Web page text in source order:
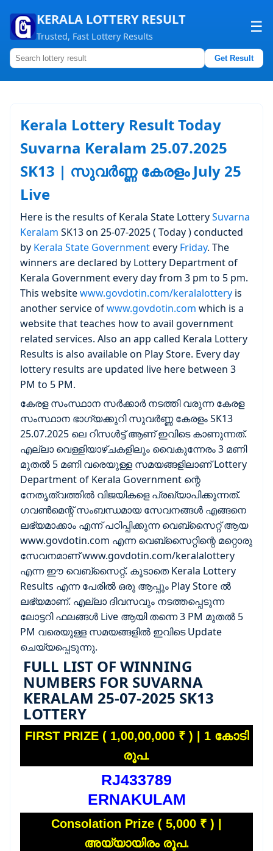
KERALA LOTTERY RESULT
Trusted, Fast Lottery Results
☰
Get Result
Home
Contact us
Kerala Lottery Result Today
Suvarna Keralam 25.07.2025
SK13 | സുവർണ്ണ കേരളം July 25
Live
Here is the results of Kerala State LotterySuvarna
Keralam SK13 on 25-07-2025 ( Today ) conducted
by Kerala State Governmentevery Friday. The
winners are declared by Lottery Department of
Kerala Government every day from 3 pm to 5 pm.
This websitewww.govdotin.com/keralalottery is
another service ofwww.govdotin.com which is a
website that teaches how to avail government
related services. Also an app called Kerala Lottery
Results is also available on Play Store. Every day
lottery results are updated live here between 3
PM to 5 PM.
കേരള സംസ്ഥാന സർക്കാർ നടത്തി വരുന്ന കേരള
സംസ്ഥാന ഭാഗ്യക്കുറി സുവർണ്ണ കേരളം SK13
25.07.2025 ലെ റിസൾട്ട് ആണ് ഇവിടെ കാണുന്നത്.
എല്ലാ വെള്ളിയാഴ്ചകളിലും വൈകുന്നേരം 3 മണി
മുതൽ 5 മണി വരെയുള്ള സമയങ്ങളിലാണ് Lottery
Department of Kerala Government ന്റെ
നേതൃത്വത്തിൽ വിജയികളെ പ്രഖ്യാപിക്കുന്നത്.
ഗവൺമെന്റ് സംബന്ധമായ സേവനങ്ങൾ എങ്ങനെ
ലഭ്യമാക്കാം എന്ന് പഠിപ്പിക്കുന്ന വെബ്സൈറ്റ് ആയ
www.govdotin.com എന്ന വെബ്സൈറ്റിന്റെ മറ്റൊരു
സേവനമാണ് www.govdotin.com/keralalottery
എന്ന ഈ വെബ്സൈറ്റ്. കൂടാതെ Kerala Lottery
Results എന്ന പേരിൽ ഒരു ആപ്പും Play Store ൽ
ലഭ്യമാണ്. എല്ലാ ദിവസവും നടത്തപ്പെടുന്ന
ലോട്ടറി ഫലങ്ങൾ Live ആയി തന്നെ 3 PM മുതൽ 5
PM വരെയുള്ള സമയങ്ങളിൽ ഇവിടെ Update
ചെയ്യപ്പെടുന്നു.
FULL LIST OF WINNING
NUMBERS FOR SUVARNA
KERALAM 25-07-2025 SK13
LOTTERY
FIRST PRIZE ( 1,00,00,000 ₹ ) | 1 കോടി
രൂപ.
RJ433789
ERNAKULAM
Consolation Prize ( 5,000 ₹ ) |
അയ്യായിരം രൂപ.